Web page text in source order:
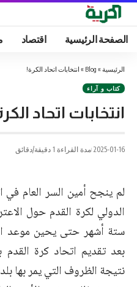
الصفحة الرئيسية اقتصاد
الرئيسية »
Blog
» انتخابات اتحاد الكرة!
كتاب و آراء
انتخابات اتحاد
2025-01-16 مدة القراءة 1 دقيقة/دقائق
لم ينجح أمين السر العام في
الدولي لكرة القدم حول
ستة أشهر حتى يحين موعد
بعد تقديم اتحاد كرة
نتيجة الظروف التي يمر بها